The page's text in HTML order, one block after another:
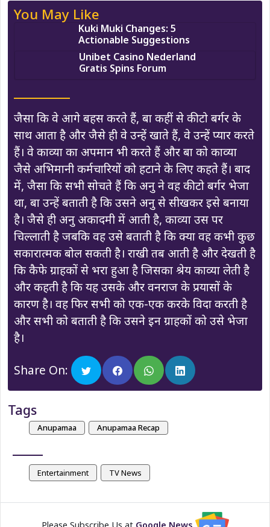
You May Like
Kuki Muki Changes: 5
Actionable Suggestions
Unibet Casino Nederland
Gratis Spins Forum
जैसा कि वे आगे बहस करते हैं, बा कहीं से कीटो बर्गर के
साथ आता है और जैसे ही वे उन्हें खाते हैं, वे उन्हें प्यार करते
हैं। वे काव्या का अपमान भी करते हैं और बा को काव्या
जैसे अभिमानी कर्मचारियों को हटाने के लिए कहते हैं। बाद
में, जैसा कि सभी सोचते हैं कि अनु ने वह कीटो बर्गर भेजा
था, बा उन्हें बताती है कि उसने अनु से सीखकर इसे बनाया
है। जैसे ही अनु अकादमी में आती है, काव्या उस पर
चिल्लाती है जबकि वह उसे बताती है कि क्या वह कभी कुछ
सकारात्मक बोल सकती है। राखी तब आती है और देखती है
कि कैफे ग्राहकों से भरा हुआ है जिसका श्रेय काव्या लेती है
और कहती है कि यह उसके और वनराज के प्रयासों के
कारण है। वह फिर सभी को एक-एक करके विदा करती है
और सभी को बताती है कि उसने इन ग्राहकों को उसे भेजा
है।
Share On:
Tags
Anupamaa Anupamaa Recap
Entertainment TV News
Please Subscribe Us at Google News